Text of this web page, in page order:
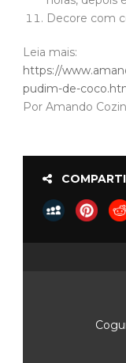
Decore com
Leia mais:
https://
pudim-de-
Por Amando